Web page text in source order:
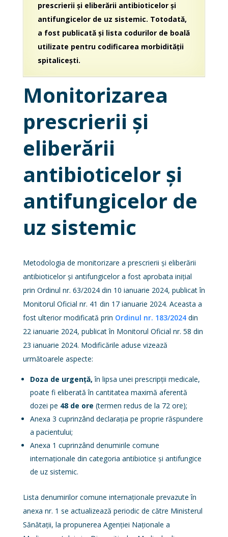
prescrierii și eliberării antibioticelor și
antifungicelor de uz sistemic. Totodată,
a fost publicată și lista codurilor de boală
utilizate pentru codificarea morbidității
spitalicești.
Monitorizarea
prescrierii și
eliberării
antibioticelor și
antifungicelor de
uz sistemic
Metodologia de monitorizare a prescrierii și eliberării
antibioticelor și antifungicelor a fost aprobata inițial
prin Ordinul nr. 63/2024 din 10 ianuarie 2024, publicat în
Monitorul Oficial nr. 41 din 17 ianuarie 2024. Aceasta a
fost ulterior modificată prin Ordinul nr. 183/2024din
22 ianuarie 2024, publicat în Monitorul Oficial nr. 58 din
23 ianuarie 2024. Modificările aduse vizează
următoarele aspecte:
Doza de urgență, în lipsa unei prescripții medicale,
poate fi eliberată în cantitatea maximă aferentă
dozei pe 48 de ore (termen redus de la 72 ore);
Anexa 3 cuprinzând declarația pe proprie răspundere
a pacientului;
Anexa 1 cuprinzând denumirile comune
internaționale din categoria antibiotice și antifungice
de uz sistemic.
Lista denumirilor comune internaționale prevazute în
anexa nr. 1 se actualizează periodic de către Ministerul
Sănătații, la propunerea Agenției Naționale a